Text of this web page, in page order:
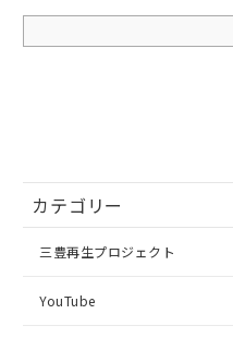
カテゴリー
三豊再生プロジェクト
YouTube